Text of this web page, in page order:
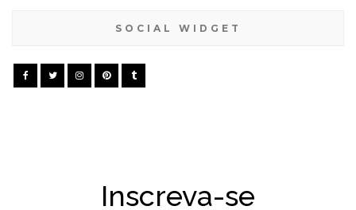
SOCIAL WIDGET
Inscreva-se